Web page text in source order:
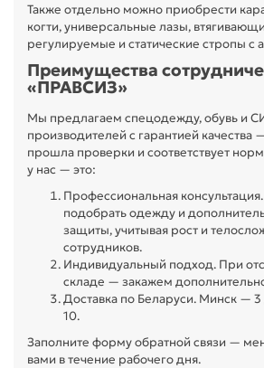
Также отдельно можно приобрести
когти, универсальные лазы,
регулируемые и статические стропы с
Преимущества
«ПРАВСИЗ»
Мы предлагаем спецодежду, обувь и
производителей с гарантией качества
прошла проверки и соответствует
у нас — это:
Профессиональная
подобрать одежду и
защиты, учитывая рост и
сотрудников.
Индивидуальный подход. При
складе — закажем
Доставка по Беларуси. Минск —
10.
Заполните форму обратной связи —
вами в течение рабочего дня.